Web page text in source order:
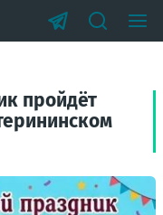
пройдёт